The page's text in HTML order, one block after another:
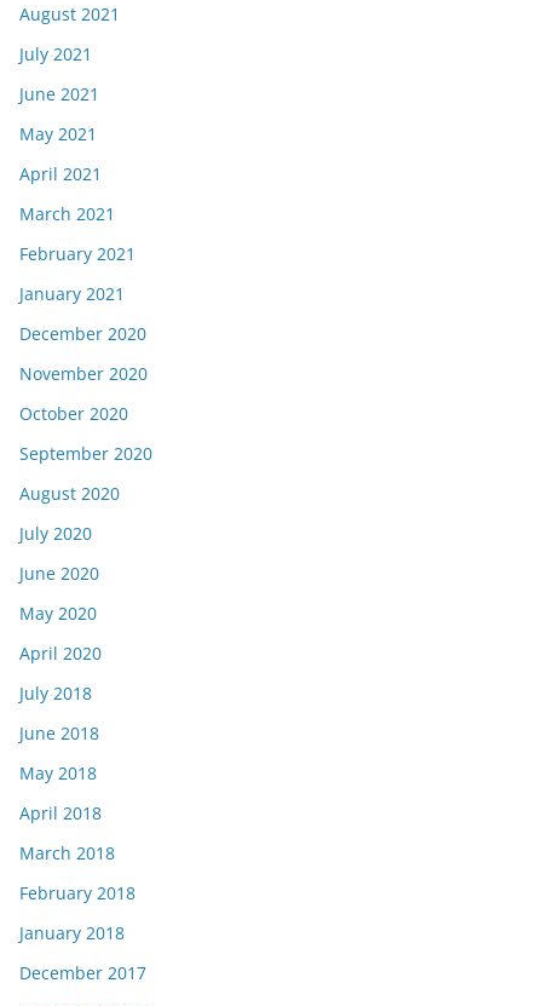
August 2021
July 2021
June 2021
May 2021
April 2021
March 2021
February 2021
January 2021
December 2020
November 2020
October 2020
September 2020
August 2020
July 2020
June 2020
May 2020
April 2020
July 2018
June 2018
May 2018
April 2018
March 2018
February 2018
January 2018
December 2017